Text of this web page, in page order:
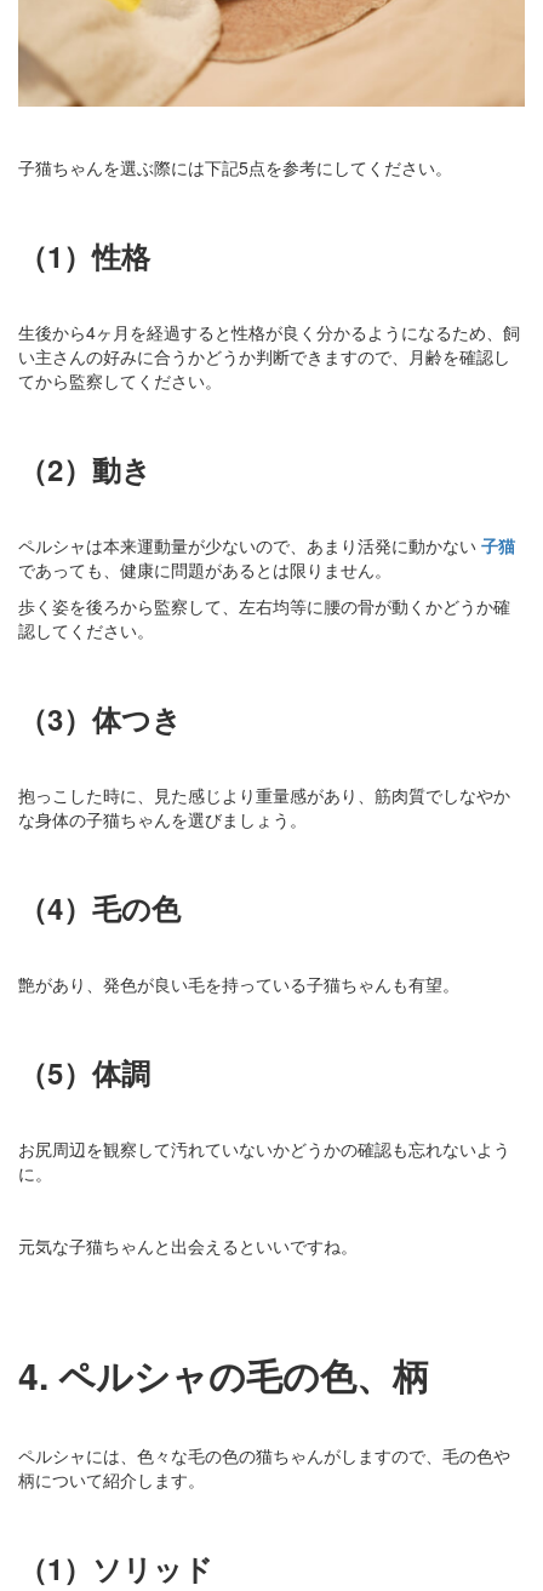
子猫ちゃんを選ぶ際には下記5点を参考にしてください。
（1）性格
生後から4ヶ月を経過すると性格が良く分かるようになるため、飼
い主さんの好みに合うかどうか判断できますので、月齢を確認し
てから監察してください。
（2）動き
ペルシャは本来運動量が少ないので、あまり活発に動かない 子猫
であっても、健康に問題があるとは限りません。
歩く姿を後ろから監察して、左右均等に腰の骨が動くかどうか確
認してください。
（3）体つき
抱っこした時に、見た感じより重量感があり、筋肉質でしなやか
な身体の子猫ちゃんを選びましょう。
（4）毛の色
艶があり、発色が良い毛を持っている子猫ちゃんも有望。
（5）体調
お尻周辺を観察して汚れていないかどうかの確認も忘れないよう
に。
元気な子猫ちゃんと出会えるといいですね。
4. ペルシャの毛の色、柄
ペルシャには、色々な毛の色の猫ちゃんがしますので、毛の色や
柄について紹介します。
（1）ソリッド